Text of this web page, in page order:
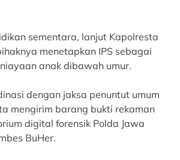
sementara, lanjut Kapolresta
menetapkan IPS sebagai
anak dibawah umur.
dengan jaksa penuntut umum
mengirim barang bukti rekaman
digital forensik Polda Jawa
BuHer.